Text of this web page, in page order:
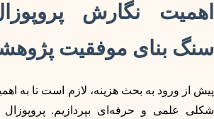
اهمیت نگارش
سنگ بنای موفقیت
پیش از ورود به بحث هزینه، لازم است تا به
شکلی علمی و حرفه‌ای بپردازیم.